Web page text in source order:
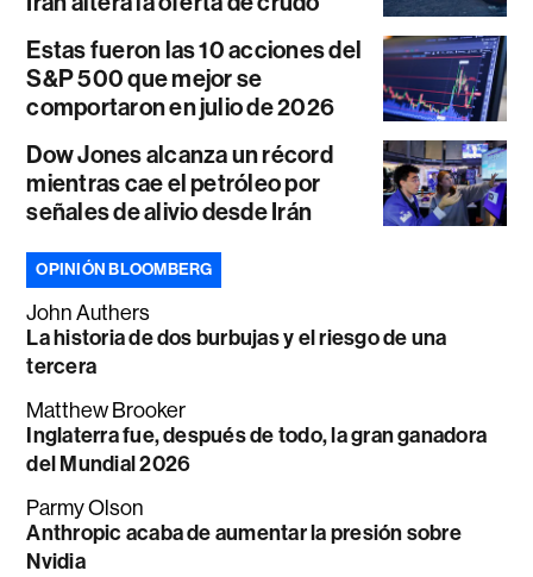
Estas fueron las 10 acciones del
S&P 500 que mejor se
comportaron en julio de 2026
Dow Jones alcanza un récord
mientras cae el petróleo por
señales de alivio desde Irán
OPINIÓN BLOOMBERG
John Authers
La historia de dos burbujas y el riesgo de una
tercera
Matthew Brooker
Inglaterra fue, después de todo, la gran ganadora
del Mundial 2026
Parmy Olson
Anthropic acaba de aumentar la presión sobre
Nvidia